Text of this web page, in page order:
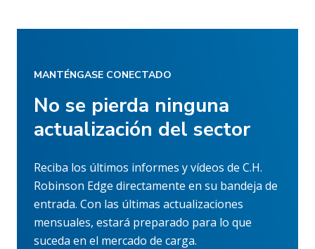
MANTÉNGASE CONECTADO
No se pierda ninguna
actualización del sector
Reciba los últimos informes y vídeos de C.H.
Robinson Edge directamente en su bandeja de
entrada. Con las últimas actualizaciones
mensuales, estará preparado para lo que
suceda en el mercado de carga.